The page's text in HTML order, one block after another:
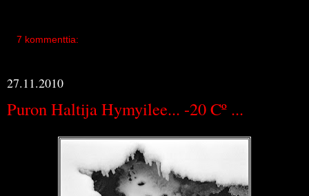
7 kommenttia:
27.11.2010
Puron Haltija Hymyilee... -20 Cº ...